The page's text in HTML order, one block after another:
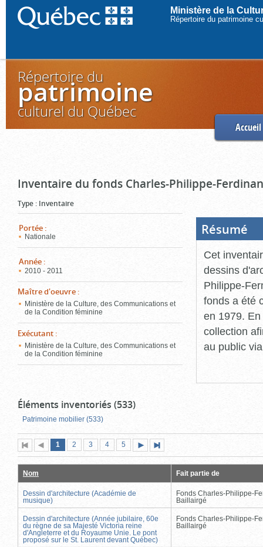
Ministère de la
Répertoire du patrimoine
Répertoire du
patrimoine
culturel du Québec
Accueil
Inventaire du fonds Charles-Philippe-
Type : Inventaire
Portée :
Nationale
Année :
2010 - 2011
Maître d'oeuvre :
Ministère de la Culture, des Communications et
de la Condition féminine
Exécutant :
Ministère de la Culture, des Communications et
de la Condition féminine
Résumé
Cet
dessins
Philippe-
fonds a été
en 1979.
collection
au public
Éléments inventoriés (533)
Patrimoine mobilier (533)
Première
page
Page
précédente
Page
1 (page
actuelle)
Page
2 Page
3 Page
4 Page
5
suivante
page
Nom Fait partie de
Dessin d'architecture (Académie de
musique)
Fonds Charles-Philippe-
Baillairgé
Dessin d'architecture (Année jubilaire, 60e
du règne de sa Majesté Victoria reine
d'Angleterre et du Royaume Unie. Le pont
proposé sur le St. Laurent devant Québec)
Fonds Charles-Philippe-
Baillairgé